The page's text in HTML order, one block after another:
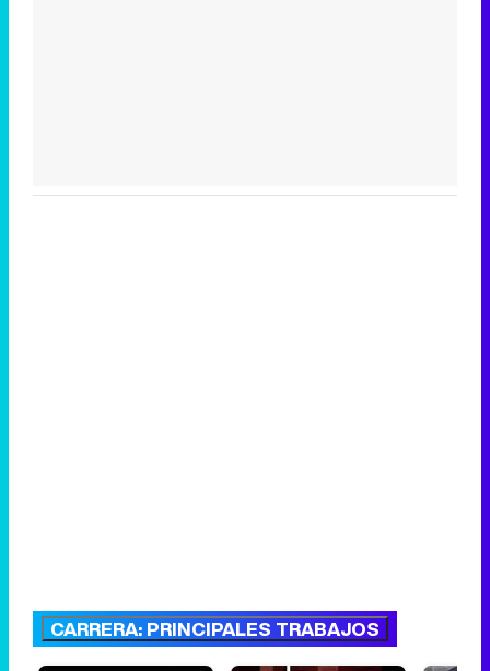
CARRERA: PRINCIPALES TRABAJOS